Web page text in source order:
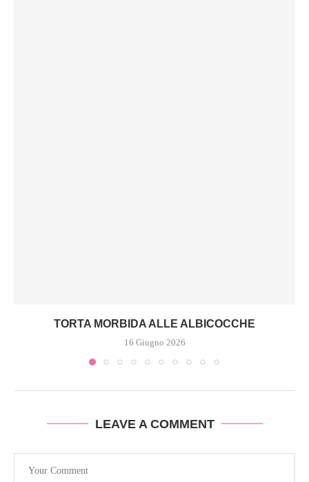
TORTA MORBIDA ALLE ALBICOCCHE
16 Giugno 2026
LEAVE A COMMENT